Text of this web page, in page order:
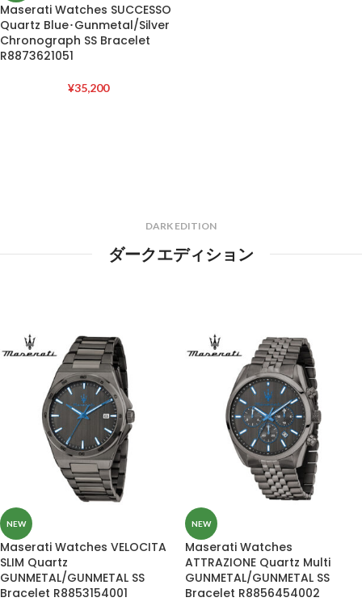
Maserati Watches SUCCESSO
Quartz Blue･Gunmetal/Silver
Chronograph SS Bracelet
R8873621051
¥35,200
DARK EDITION
ダークエディション
NEW
Maserati Watches VELOCITA
SLIM Quartz
GUNMETAL/GUNMETAL SS
Bracelet R8853154001
NEW
Maserati Watches
ATTRAZIONE Quartz Multi
GUNMETAL/GUNMETAL SS
Bracelet R8856454002